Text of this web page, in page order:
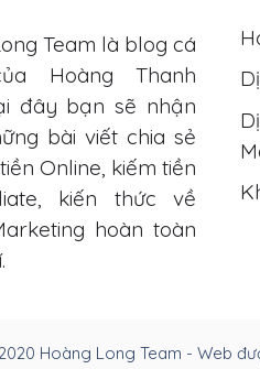
Team là blog cá
Hoàng Thanh
đây bạn sẽ nhận
bài viết chia sẻ
Online, kiếm tiền
kiến thức về
hoàn toàn
Hoàng Long Team - Web